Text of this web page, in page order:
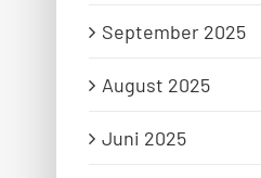
September 2025
August 2025
Juni 2025